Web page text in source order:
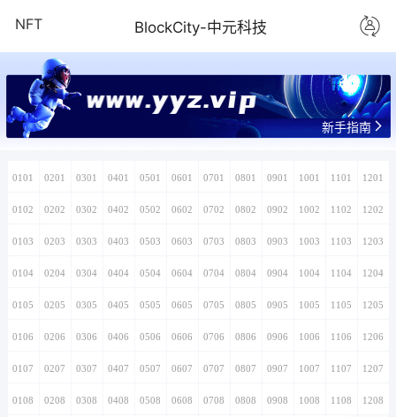
NFT BlockCity-中元科技
www.yyz.vip
新手指南
0101 0201 0301 0401 0501 0601 0701 0801 0901 1001 1101 1201
0102 0202 0302 0402 0502 0602 0702 0802 0902 1002 1102 1202
0103 0203 0303 0403 0503 0603 0703 0803 0903 1003 1103 1203
0104 0204 0304 0404 0504 0604 0704 0804 0904 1004 1104 1204
0105 0205 0305 0405 0505 0605 0705 0805 0905 1005 1105 1205
0106 0206 0306 0406 0506 0606 0706 0806 0906 1006 1106 1206
0107 0207 0307 0407 0507 0607 0707 0807 0907 1007 1107 1207
0108 0208 0308 0408 0508 0608 0708 0808 0908 1008 1108 1208